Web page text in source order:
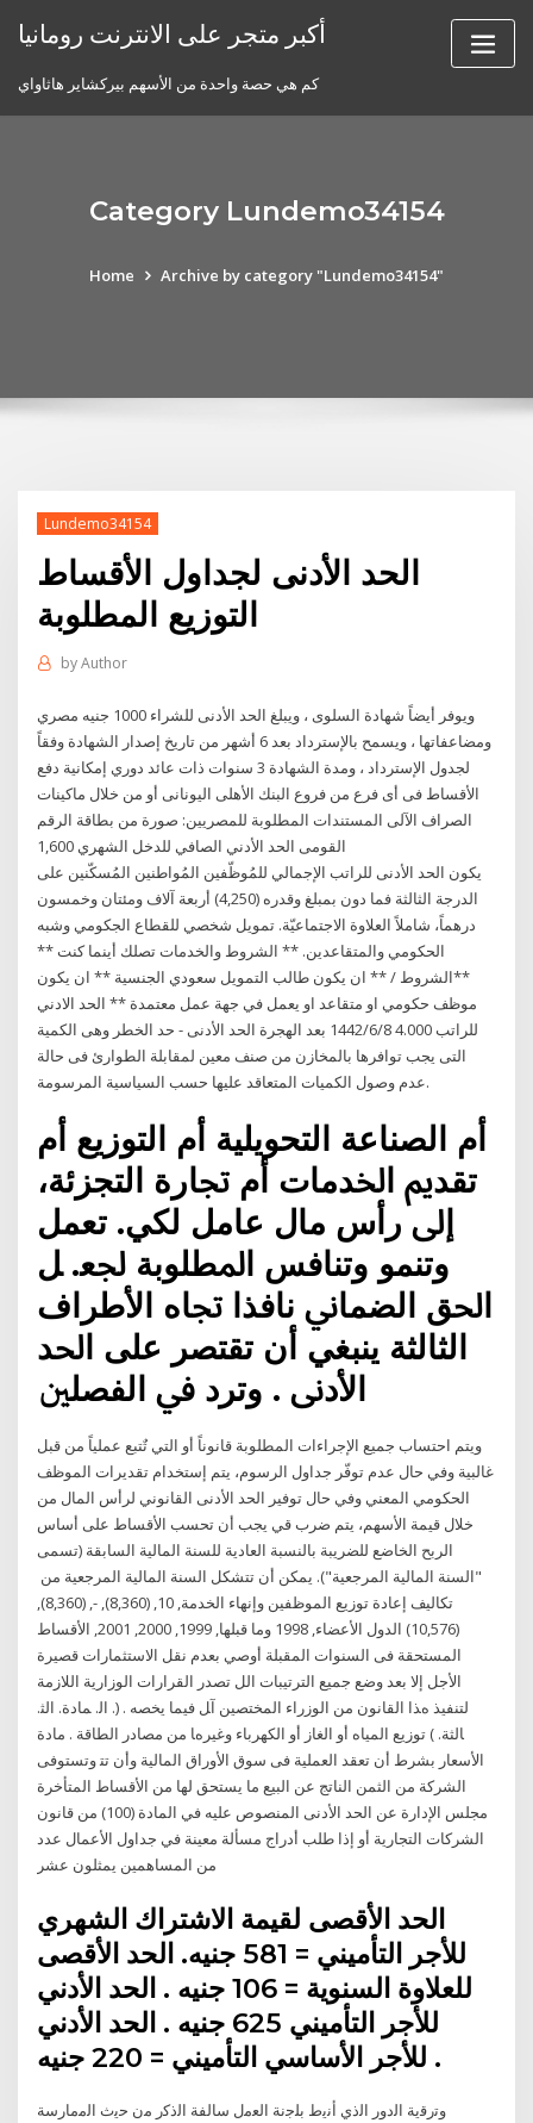
أكبر متجر على الانترنت رومانيا
كم هي حصة واحدة من الأسهم بيركشاير هاثاواي
Category Lundemo34154
Home Archive by category "Lundemo34154"
Lundemo34154
الحد الأدنى لجداول الأقساط
التوزيع المطلوبة
byAuthor
ويوفر أيضاً شهادة السلوى ، ويبلغ الحد الأدنى للشراء 1000 جنيه مصري
ومضاعفاتها ، ويسمح بالإسترداد بعد 6 أشهر من تاريخ إصدار الشهادة وفقاً
لجدول الإسترداد ، ومدة الشهادة 3 سنوات ذات عائد دوري إمكانية دفع
الأقساط فى أى فرع من فروع البنك الأهلى اليونانى أو من خلال ماكينات
الصراف الآلى المستندات المطلوبة للمصريين: صورة من بطاقة الرقم
القومى الحد الأدني الصافي للدخل الشهري 1,600
يكون الحد الأدنى للراتب الإجمالي للمُوظّفين المُواطنين المُسكّنين على
الدرجة الثالثة فما دون بمبلغ وقدره (4,250) أربعة آلاف ومئتان وخمسون
درهماً، شاملاً العلاوة الاجتماعيّة. تمويل شخصي للقطاع الجكومي وشبه
الحكومي والمتقاعدين. ** الشروط والخدمات تصلك أينما كنت **
**الشروط / ** ان يكون طالب التمويل سعودي الجنسية ** ان يكون
موظف حكومي او متقاعد او يعمل في جهة عمل معتمدة ** الحد الادني
للراتب 4.000 8‏‏/6‏‏/1442 بعد الهجرة الحد الأدنى - حد الخطر وهى الكمية
التى يجب توافرها بالمخازن من صنف معين لمقابلة الطوارئ فى حالة
عدم وصول الكميات المتعاقد عليها حسب السياسية المرسومة.
ﺃﻡ ﺍﻟﺼﻨﺎﻋﺔ ﺍﻟﺘﺤﻮﻳﻠﻴﺔ ﺃﻡ ﺍﻟﺘﻮﺯﻳﻊ ﺃﻡ
ﺗﻘﺪﱘ ﺍﳋﺪﻣﺎﺕ ﺃﻡ ﲡﺎﺭﺓ ﺍﻟﺘﺠﺰﺋﺔ،
ﺇﱃ ﺭﺃﺱ ﻣﺎﻝ ﻋﺎﻣﻞ ﻟﻜﻲ. ﺗﻌﻤﻞ
ﻭﺗﻨﻤﻮ ﻭﺗﻨﺎﻓﺲ ﺍﳌﻄﻠﻮﺑﺔ ﳉﻌ. ﻞ
ﺍﳊﻖ ﺍﻟﻀﻤﺎﱐ ﻧﺎﻓﺬﺍ ﲡﺎﻩ ﺍﻷﻃﺮﺍﻑ
ﺍﻟﺜﺎﻟﺜﺔ ﻳﻨﺒﻐﻲ ﺃﻥ ﺗﻘﺘﺼﺮ ﻋﻠﻰ ﺍﳊﺪ
ويتم احتساب جميع الإجراءات المطلوبة قانوناً أو التي تٌتبع عملياً من قبل
غالبية وفي حال عدم توفّر جداول الرسوم، يتم إستخدام تقديرات الموظف
الحكومي المعني وفي حال توفير الحد الأدنى القانوني لرأس المال من
خلال قيمة الأسهم، يتم ضرب قي يجب أن تحسب الأقساط على أساس
الربح الخاضع للضريبة بالنسبة العادية للسنة المالية السابقة (تسمى
"السنة المالية المرجعية"). يمكن أن تتشكل السنة المالية المرجعية من
تكاليف إعادة توزيع الموظفين وإنهاء الخدمة, 10, (8,360), -, (8,360),
(10,576) الدول الأعضاء, 1998 وما قبلها, 1999, 2000, 2001, الأقساط
المستحقة فى السنوات المقبلة أوصي بعدم نقل الاستثمارات قصيرة
الأجل إلا بعد وضع جميع الترتيبات الل ﺗﺼﺪر اﻟﻘﺮارات اﻟﻮزارﻳﺔ اﻟﻼزﻣﺔ
ﻟﺘﻨﻔﻴﺬ هﺬا اﻟﻘﺎﻧﻮن ﻣﻦ اﻟﻮزراء اﻟﻤﺨﺘﺼﻴﻦ آﻞ ﻓﻴﻤﺎ ﻳﺨﺼﻪ . (. اﻟ. ﻤﺎدة. اﻟﺜ.
ﺎﻟﺜﺔ. ) ﺗﻮزﻳﻊ اﻟﻤﻴﺎﻩ أو اﻟﻐﺎز أو اﻟﻜﻬﺮﺑﺎء وﻏﻴﺮهﺎ ﻣﻦ ﻣﺼﺎدر اﻟﻄﺎﻗﺔ . ﻣﺎدة
اﻷﺳﻌﺎر ﺑﺸﺮط أن ﺗﻌﻘﺪ اﻟﻌﻤﻠﻴﺔ ﻓﻰ ﺳﻮق اﻷوراق اﻟﻤﺎﻟﻴﺔ وأن ﺗﺘ وتستوفى
الشركة من الثمن الناتج عن البيع ما يستحق لها من الأقساط المتأخرة
مجلس الإدارة عن الحد الأدنى المنصوص عليه في المادة (100) من قانون
الشركات التجارية أو إذا طلب أدراج مسألة معينة في جداول الأعمال عدد
من المساهمين يمثلون عشر
الحد الأقصى لقيمة الاشتراك الشهري
للأجر التأميني = 581 جنيه. الحد الأقصى
للعلاوة السنوية = 106 جنيه . الحد الأدني
للأجر التأميني 625 جنيه . الحد الأدني
للأجر الأساسي التأميني = 220 جنيه .
ﻭﺗﺭﻗﻳﺔ ﺍﻟﺩﻭﺭ ﺍﻟﺫﻱ ﺃﻧﻳﻁ ﺑﻠﺟﻧﺔ ﺍﻟﻌﻣﻝ ﺳﺎﻟﻔﺔ ﺍﻟﺫﻛﺭ ﻣﻥ ﺣﻳﺙ ﺍﻟﻣﻣﺎﺭﺳﺔ